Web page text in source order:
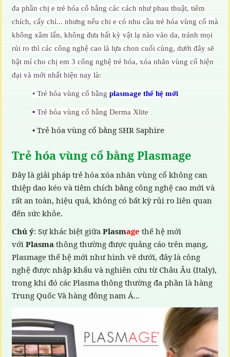
đa phần chị e trẻ hóa cổ bằng các cách như phau thuật, tiêm
chích, cấy chỉ... nhưng nếu chi e có nhu cầu trẻ hóa vùng cổ mà
không xâm lấn, không đưa bất kỳ vật lạ nào vào da, tránh mọi
rủi ro thì các công nghệ cao là lựa chon cuối cùng, dưới đây sẽ
bật mí cho chị em 3 công nghệ trẻ hóa, xóa nhăn vùng cổ hiện
đại và mới nhất hiện nay là:
• Trẻ hóa vùng cổ bằng plasmage thế hệ mới
• Trẻ hóa vùng cổ bằng Derma Xlite
• Trẻ hóa vùng cổ bằng SHR Saphire
Trẻ hóa vùng cổ bằng Plasmage
Đây là giải pháp trẻ hóa xóa nhăn vùng cổ không can
thiệp dao kéo và tiêm chích bằng công nghệ cao mới và
rất an toàn, hiệu quả, không có bất kỳ rủi ro liên quan
đến sức khỏe.
Chú ý: Sự khác biệt giữa Plasmage thế hệ mới
với Plasma thông thường được quảng cáo trên mạng,
Plasmage thế hệ mới như hình vẽ dưới, đây là công
nghệ được nhập khẩu và nghiên cứu từ Châu Âu (Italy),
trong khi đó các Plasma thông thường đa phần là hàng
Trung Quốc Và hàng đông nam Á...